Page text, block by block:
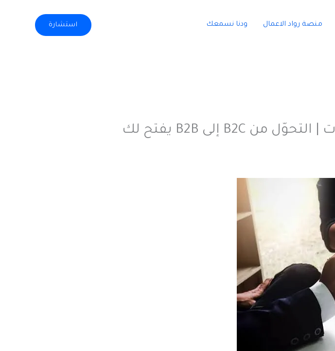
منصة رواد الاعمال ودنا نسمعك استشارة
✍️ تبيع للناس؟ طيّب جرّب تبيع للشركات | التحوّل من B2C إلى B2B يفتح لك